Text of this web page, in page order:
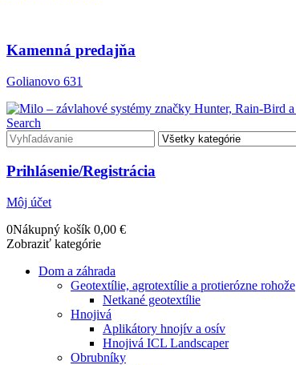
Kamenná predajňa
Golianovo 631
Search
Prihlásenie/Registrácia
Môj účet
0Nákupný košík 0,00 €
Zobraziť kategórie
Dom a záhrada
Geotextílie, agrotextílie a protierózne rohože
Netkané geotextílie
Hnojivá
Aplikátory hnojív a osív
Hnojivá ICL Landscaper
Obrubníky